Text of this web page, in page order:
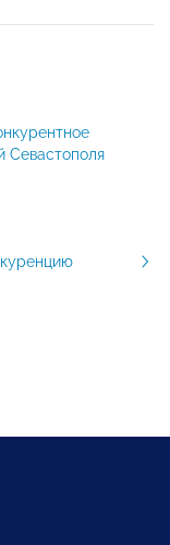
Севастополя